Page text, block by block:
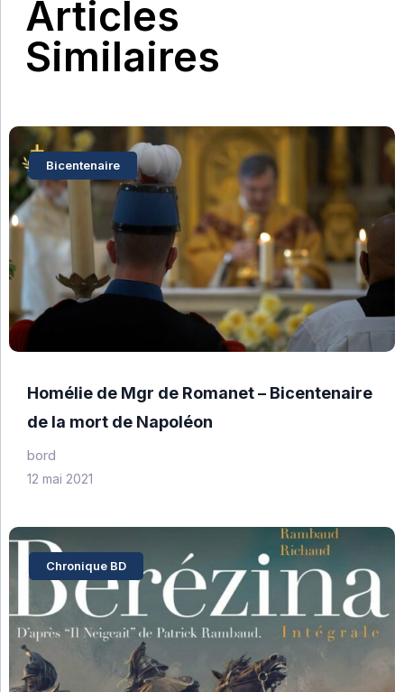
Articles
Similaires
Bicentenaire
Homélie de Mgr de Romanet – Bicentenaire
de la mort de Napoléon
bord
12 mai 2021
Chronique BD